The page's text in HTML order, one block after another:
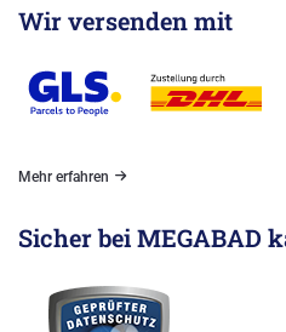
Wir versenden mit
Mehr erfahren
Sicher bei MEGABAD